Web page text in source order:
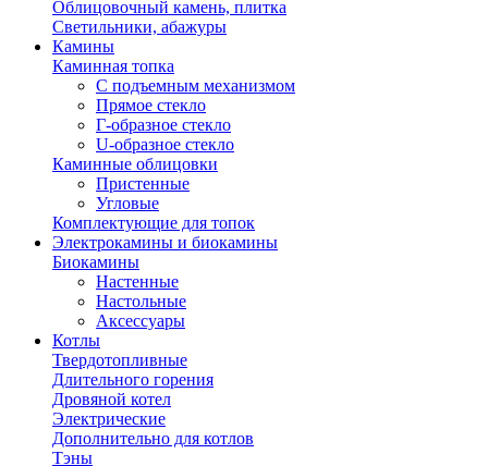
Облицовочный камень, плитка
Светильники, абажуры
Камины
Каминная топка
С подъемным механизмом
Прямое стекло
Г-образное стекло
U-образное стекло
Каминные облицовки
Пристенные
Угловые
Комплектующие для топок
Электрокамины и биокамины
Биокамины
Настенные
Настольные
Аксессуары
Котлы
Твердотопливные
Длительного горения
Дровяной котел
Электрические
Дополнительно для котлов
Тэны